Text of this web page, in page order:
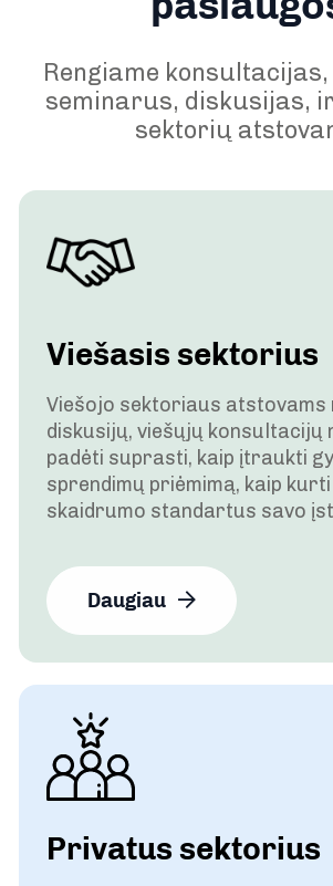
Rengiame
seminarus, diskusijas,
sektorių
Viešasis sektorius
Viešojo sektoriaus atstovams
diskusijų, viešųjų konsultacijų
padėti suprasti, kaip įtraukti
sprendimų priėmimą, kaip
skaidrumo standartus savo
Daugiau
Privatus sektorius